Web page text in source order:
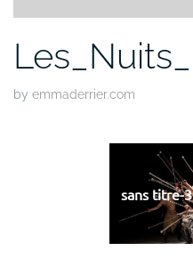
by emmaderrier.com
sans titre-